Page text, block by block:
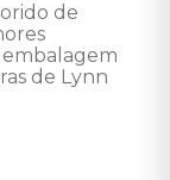
de
de Lynn